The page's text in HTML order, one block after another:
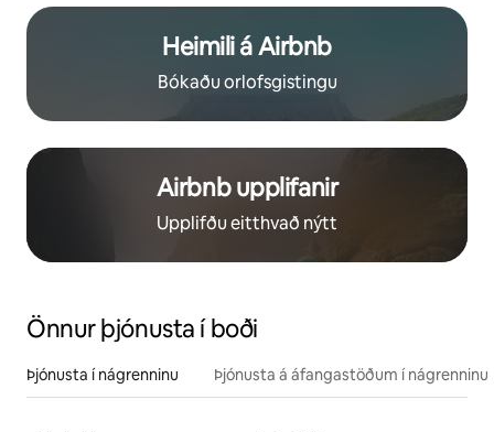
Heimili á Airbnb
Bókaðu orlofsgistingu
Airbnb upplifanir
Upplifðu eitthvað nýtt
Önnur þjónusta í boði
Þjónusta í nágrenninu Þjónusta á áfangastöðum í nágrenninu